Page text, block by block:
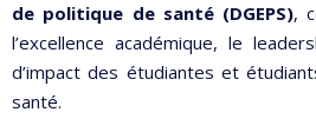
de politique de santé (DGEPS),
l’excellence académique, le
d’impact des étudiantes et
santé.